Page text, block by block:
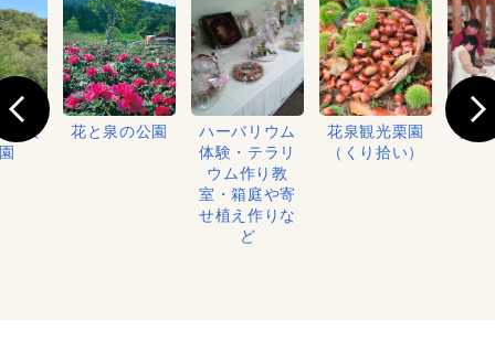
滝渓
花と泉の公園
ハーバリウム
体験・テラリ
ウム作り教
室・箱庭や寄
せ植え作りな
ど
花泉観光栗園
（くり拾い）
手作